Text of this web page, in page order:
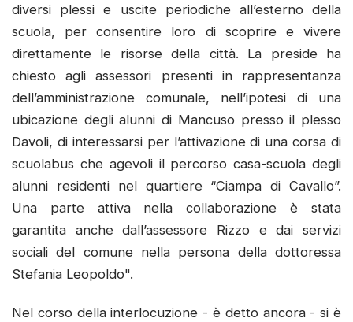
diversi plessi e uscite periodiche all’esterno della
scuola, per consentire loro di scoprire e vivere
direttamente le risorse della città. La preside ha
chiesto agli assessori presenti in rappresentanza
dell’amministrazione comunale, nell’ipotesi di una
ubicazione degli alunni di Mancuso presso il plesso
Davoli, di interessarsi per l’attivazione di una corsa di
scuolabus che agevoli il percorso casa-scuola degli
alunni residenti nel quartiere “Ciampa di Cavallo”.
Una parte attiva nella collaborazione è stata
garantita anche dall’assessore Rizzo e dai servizi
sociali del comune nella persona della dottoressa
Stefania Leopoldo".
Nel corso della interlocuzione - è detto ancora - si è